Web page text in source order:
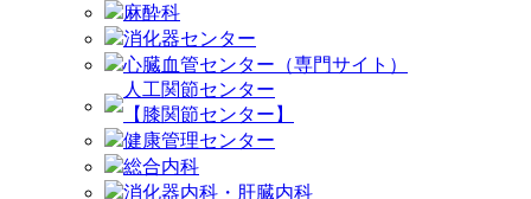
麻酔科
消化器センター
心臓血管センター（専門サイト）
人工関節センター
【膝関節センター】
健康管理センター
総合内科
消化器内科・肝臓内科